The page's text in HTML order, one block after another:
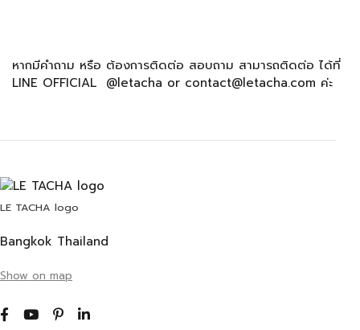
หากมีคำถาม หรือ ต้องการติดต่อ สอบถาม สามารถติดต่อ ได้ที่
LINE OFFICIAL @letacha or contact@letacha.com ค่ะ
LE TACHA logo
Bangkok Thailand
Show on map